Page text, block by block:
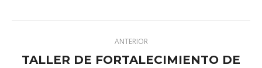
X
PinterestFacebookLinkedIn
entre
ANTERIOR
TALLER DE FORTALECIMIENTO DE